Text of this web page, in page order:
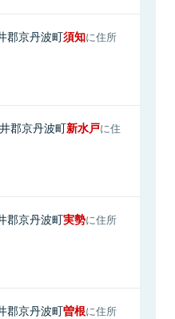
郡京丹波町須知に住所
郡京丹波町新水戸に住
郡京丹波町実勢に住所
郡京丹波町曽根に住所